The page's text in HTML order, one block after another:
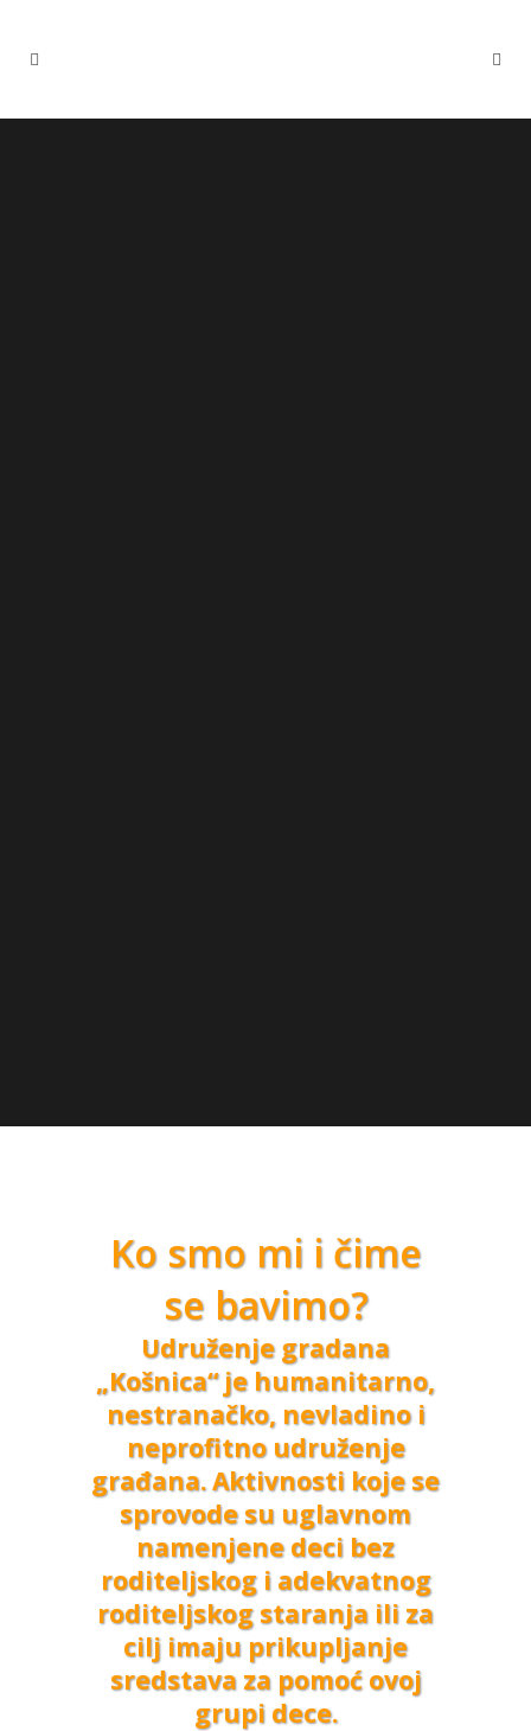
Ko smo mi i čime
se bavimo?
Udruženje gradana
„Košnica“ je humanitarno,
nestranačko, nevladino i
neprofitno udruženje
građana. Aktivnosti koje se
sprovode su uglavnom
namenjene deci bez
roditeljskog i adekvatnog
roditeljskog staranja ili za
cilj imaju prikupljanje
sredstava za pomoć ovoj
grupi dece.